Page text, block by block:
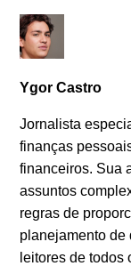
Ygor Castro
Jornalista
finanças
financeiros. Sua
assuntos
regras de
planejamento
leitores de todos